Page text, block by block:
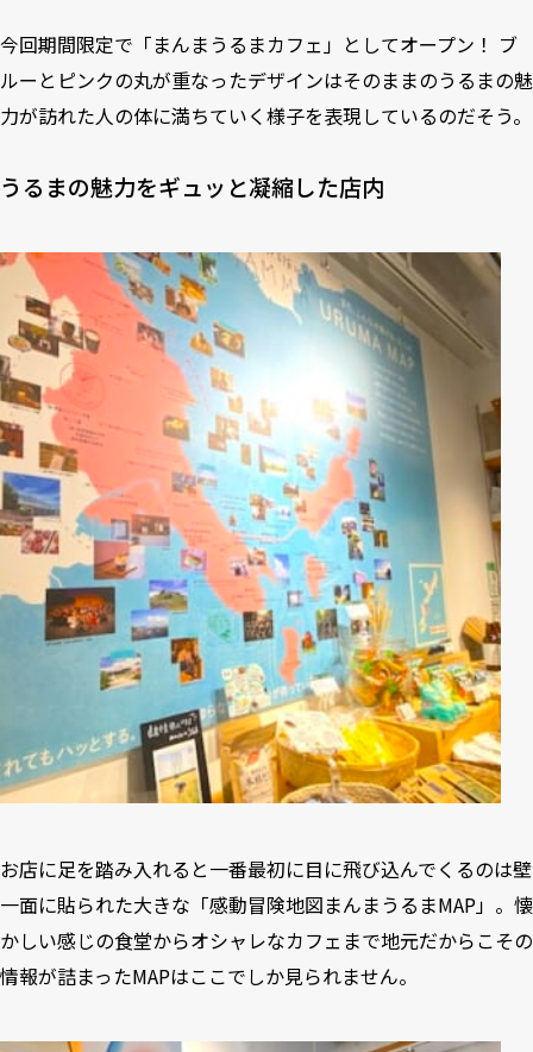
今回期間限定で「まんまうるまカフェ」としてオープン！ ブ
ルーとピンクの丸が重なったデザインはそのままのうるまの魅
力が訪れた人の体に満ちていく様子を表現しているのだそう。
うるまの魅力をギュッと凝縮した店内
お店に足を踏み入れると一番最初に目に飛び込んでくるのは壁
一面に貼られた大きな「感動冒険地図まんまうるまMAP」。懐
かしい感じの食堂からオシャレなカフェまで地元だからこその
情報が詰まったMAPはここでしか見られません。